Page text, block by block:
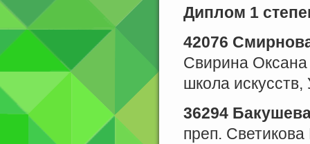
Диплом 1
42076
Свирина
школа искусств,
36294
преп.